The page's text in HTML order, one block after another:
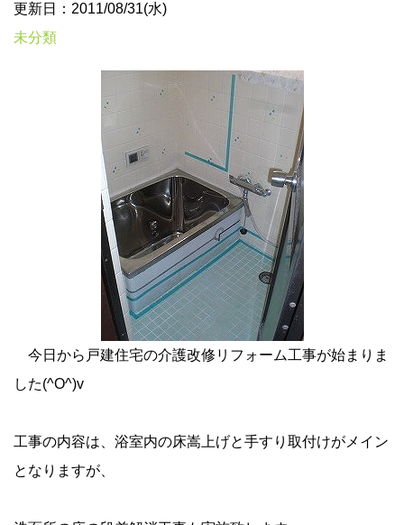
更新日：2011/08/31(水)
未分類
今日から戸建住宅の介護改修リフォーム工事が始まりま
した(^O^)v
工事の内容は、浴室内の床嵩上げと手すり取付けがメイン
となりますが、